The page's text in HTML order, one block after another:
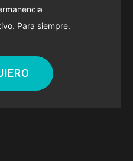
Para siempre.